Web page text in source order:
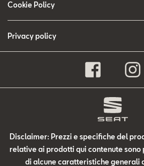
Cookie Policy
Privacy policy
Disclaimer: Prezzi e specifiche del
relative ai prodotti qui contenute sono
di alcune caratteristiche generali